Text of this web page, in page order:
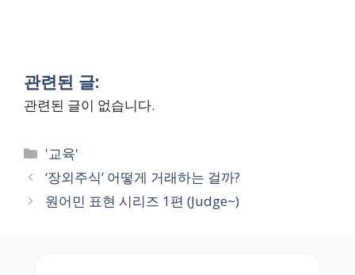
관련된 글:
관련된 글이 없습니다.
Categories
'교육'
‘장외주식’ 어떻게 거래하는 걸까?
원어민 표현 시리즈 1편 (Judge~)